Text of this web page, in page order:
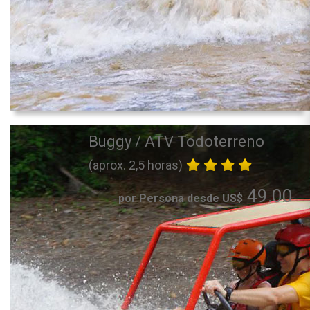
Buggy / ATV Todoterreno
(aprox. 2,5 horas)
por Persona desde US$ 49.00